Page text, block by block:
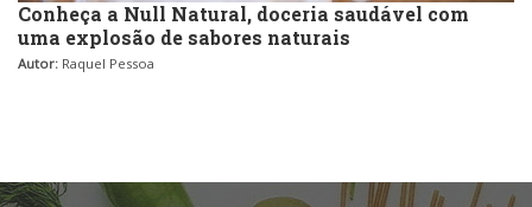
Conheça a Null Natural, doceria saudável com
uma explosão de sabores naturais
Autor: Raquel Pessoa